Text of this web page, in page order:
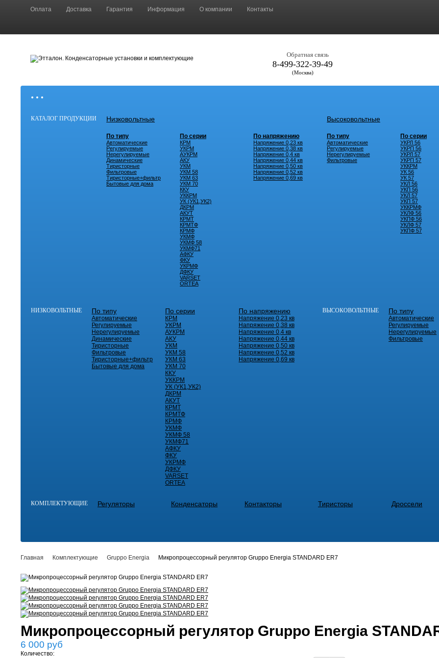
Оплата Доставка Гарантия Информация О компании Контакты
Обратная связь
8-499-322-39-49
(Москва)
• • •
КАТАЛОГ ПРОДУКЦИИ Низковольтные
По типу
Автоматические
Регулируемые
Нерегулируемые
Динамические
Тиристорные
Фильтровые
Тиристорные+фильтр
Бытовые для дома
По серии
КРМ
УКРМ
АУКРМ
АКУ
УКМ
УКМ 58
УКМ 63
УКМ 70
ККУ
УККРМ
УК (УК1,УК2)
ДКРМ
АКУТ
КРМТ
КРМТФ
КРМФ
УКМФ
УКМФ 58
УКМФ71
АФКУ
ФКУ
УКРМФ
ДФКУ
VARSET
ORTEA
По напряжению
Напряжение 0,23 кв
Напряжение 0,38 кв
Напряжение 0,4 кв
Напряжение 0,44 кв
Напряжение 0,50 кв
Напряжение 0,52 кв
Напряжение 0,69 кв
Высоковольтные
По типу
Автоматические
Регулируемые
Нерегулируемые
Фильтровые
По серии
УКРЛ 56
УКРП 56
УКРЛ 57
УКРП 57
УККРМ
УК 56
УК 57
УКЛ 56
УКП 56
УКЛ 57
УКП 57
УККРМФ
УКЛФ 56
УКПФ 56
УКЛФ 57
УКПФ 57
НИЗКОВОЛЬТНЫЕ По типу
Автоматические
Регулируемые
Нерегулируемые
Динамические
Тиристорные
Фильтровые
Тиристорные+фильтр
Бытовые для дома
По серии
КРМ
УКРМ
АУКРМ
АКУ
УКМ
УКМ 58
УКМ 63
УКМ 70
ККУ
УККРМ
УК (УК1,УК2)
ДКРМ
АКУТ
КРМТ
КРМТФ
КРМФ
УКМФ
УКМФ 58
УКМФ71
АФКУ
ФКУ
УКРМФ
ДФКУ
VARSET
ORTEA
По напряжению
Напряжение 0,23 кв
Напряжение 0,38 кв
Напряжение 0,4 кв
Напряжение 0,44 кв
Напряжение 0,50 кв
Напряжение 0,52 кв
Напряжение 0,69 кв
ВЫСОКОВОЛЬТНЫЕ По типу
Автоматические
Регулируемые
Нерегулируемые
Фильтровые
КОМПЛЕКТУЮЩИЕ Регуляторы Конденсаторы Контакторы Тиристоры Дроссели
Главная Комплектующие Gruppo Energia Микропроцессорный регулятор Gruppo Energia STANDARD ER7
Микропроцессорный регулятор Gruppo Energia
6 000 руб
Количество: